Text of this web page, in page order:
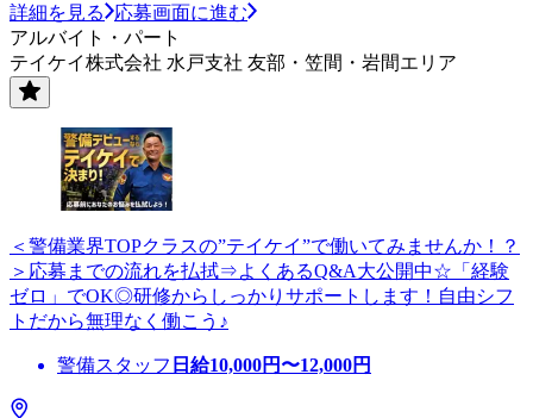
詳細を見る
応募画面に進む
アルバイト・パート
テイケイ株式会社 水戸支社 友部・笠間・岩間エリア
＜警備業界TOPクラスの”テイケイ”で働いてみませんか！？
＞応募までの流れを払拭⇒よくあるQ&A大公開中☆「経験
ゼロ」でOK◎研修からしっかりサポートします！自由シフ
トだから無理なく働こう♪
警備スタッフ 日給10,000円〜12,000円